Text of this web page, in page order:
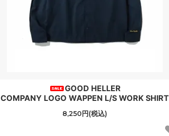
GOOD HELLER
COMPANY LOGO WAPPEN L/S WORK SHIRT
8,250円(税込)